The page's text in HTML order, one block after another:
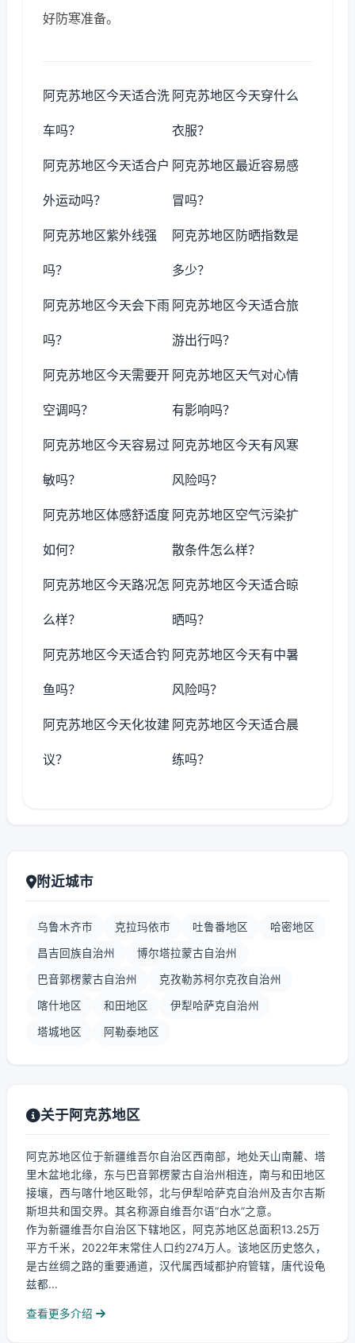
好防寒准备。
阿克苏地区今天适合洗
车吗？
阿克苏地区今天穿什么
衣服？
阿克苏地区今天适合户
外运动吗？
阿克苏地区最近容易感
冒吗？
阿克苏地区紫外线强
吗？
阿克苏地区防晒指数是
多少？
阿克苏地区今天会下雨
吗？
阿克苏地区今天适合旅
游出行吗？
阿克苏地区今天需要开
空调吗？
阿克苏地区天气对心情
有影响吗？
阿克苏地区今天容易过
敏吗？
阿克苏地区今天有风寒
风险吗？
阿克苏地区体感舒适度
如何？
阿克苏地区空气污染扩
散条件怎么样？
阿克苏地区今天路况怎
么样？
阿克苏地区今天适合晾
晒吗？
阿克苏地区今天适合钓
鱼吗？
阿克苏地区今天有中暑
风险吗？
阿克苏地区今天化妆建
议？
阿克苏地区今天适合晨
练吗？
附近城市
乌鲁木齐市 克拉玛依市 吐鲁番地区 哈密地区
昌吉回族自治州 博尔塔拉蒙古自治州
巴音郭楞蒙古自治州 克孜勒苏柯尔克孜自治州
喀什地区 和田地区 伊犁哈萨克自治州
塔城地区 阿勒泰地区
关于阿克苏地区
阿克苏地区位于新疆维吾尔自治区西南部，地处天山南麓、塔
里木盆地北缘，东与巴音郭楞蒙古自治州相连，南与和田地区
接壤，西与喀什地区毗邻，北与伊犁哈萨克自治州及吉尔吉斯
斯坦共和国交界。其名称源自维吾尔语“白水”之意。
作为新疆维吾尔自治区下辖地区，阿克苏地区总面积13.25万
平方千米，2022年末常住人口约274万人。该地区历史悠久，
是古丝绸之路的重要通道，汉代属西域都护府管辖，唐代设龟
兹都...
查看更多介绍